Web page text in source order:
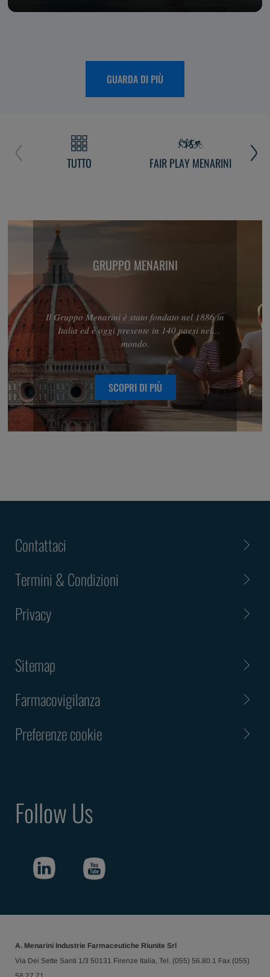
GUARDA DI PIÙ
TUTTO FAIR PLAY MENARINI
GRUPPO MENARINI
Il Gruppo Menarini è stato fondato nel 1886 in
Italia ed è oggi presente in 140 paesi nel
mondo.
SCOPRI DI PIÙ
Contattaci
Termini & Condizioni
Privacy
Sitemap
Farmacovigilanza
Preferenze cookie
Follow Us
A. Menarini Industrie Farmaceutiche Riunite Srl
Via Dei Sette Santi 1/3 50131 Firenze Italia, Tel. (055) 56.80.1 Fax (055)